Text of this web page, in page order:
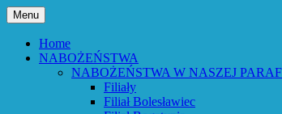
Przejdź
do
treściParafia Ewangelicko-
Menu
Home
NABOŻEŃSTWA
NABOŻEŃSTWA W NASZEJ
Filiały
Filiał Bolesławiec